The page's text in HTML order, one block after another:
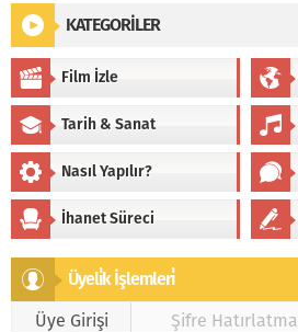
KATEGORİLER
Film İzle
Tarih & Sanat
Nasıl Yapılır?
İhanet Süreci
Üyeli̇k İşlemleri̇
Üye Girişi
Şifre Hatırlatma